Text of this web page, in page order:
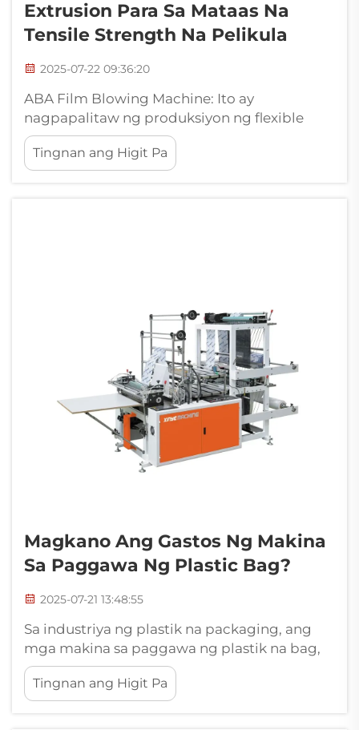
Extrusion Para Sa Mataas Na
Tensile Strength Na Pelikula
2025-07-22 09:36:20
ABA Film Blowing Machine: Ito ay
nagpapalitaw ng produksiyon ng flexible
packaging sa pamamagitan ng makabagong
co-extrusion na teknolohiya. Binubuo ang
mga sistemang ito ng dalawang extruder,
Tingnan ang Higit Pa
Magkano Ang Gastos Ng Makina
Sa Paggawa Ng Plastic Bag?
2025-07-21 13:48:55
Sa industriya ng plastik na packaging, ang
mga makina sa paggawa ng plastik na bag,
na kagamitan sa produksyon, ay malawakang
ginagamit sa produksyon ng iba't ibang
plastik na bag tulad ng vest bag, flat bag,
Tingnan ang Higit Pa